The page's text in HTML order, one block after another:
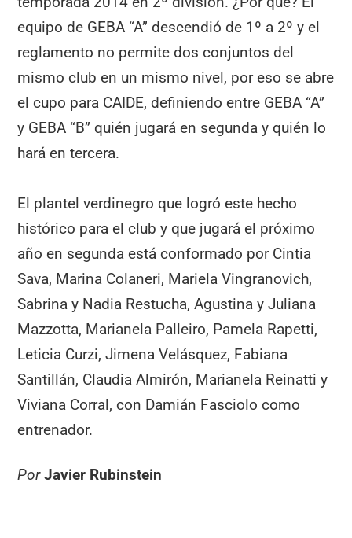
equipo de GEBA “A” descendió de 1º a 2º y el
reglamento no permite dos conjuntos del
mismo club en un mismo nivel, por eso se abre
el cupo para CAIDE, definiendo entre GEBA “A”
y GEBA “B” quién jugará en segunda y quién lo
hará en tercera.
El plantel verdinegro que logró este hecho
histórico para el club y que jugará el próximo
año en segunda está conformado por Cintia
Sava, Marina Colaneri, Mariela Vingranovich,
Sabrina y Nadia Restucha, Agustina y Juliana
Mazzotta, Marianela Palleiro, Pamela Rapetti,
Leticia Curzi, Jimena Velásquez, Fabiana
Santillán, Claudia Almirón, Marianela Reinatti y
Viviana Corral, con Damián Fasciolo como
entrenador.
Por Javier Rubinstein